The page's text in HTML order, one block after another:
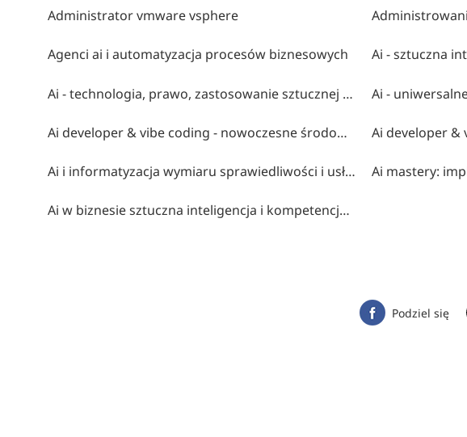
Administrator vmware vsphere
Agenci ai i automatyzacja procesów biznesowych Ai - sztuczna
Ai - technologia, prawo, zastosowanie sztucznej inteligencji Ai -
Ai developer & vibe coding - nowoczesne środowiska programowania z ai
Ai i informatyzacja wymiaru sprawiedliwości i usług prawniczych
Ai w biznesie sztuczna inteligencja i kompetencje przyszłości liderów
Podziel się